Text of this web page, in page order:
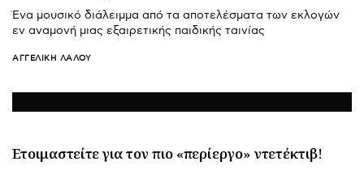
Ένα μουσικό διάλειμμα από τα αποτελέσματα των εκλογών
εν αναμονή μιας εξαιρετικής παιδικής ταινίας
ΑΓΓΕΛΙΚΉ ΛΆΛΟΥ
Ετοιμαστείτε για τον πιο «περίεργο» ντετέκτιβ!